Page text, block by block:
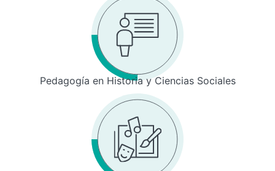
Pedagogía en Historia y Ciencias Sociales